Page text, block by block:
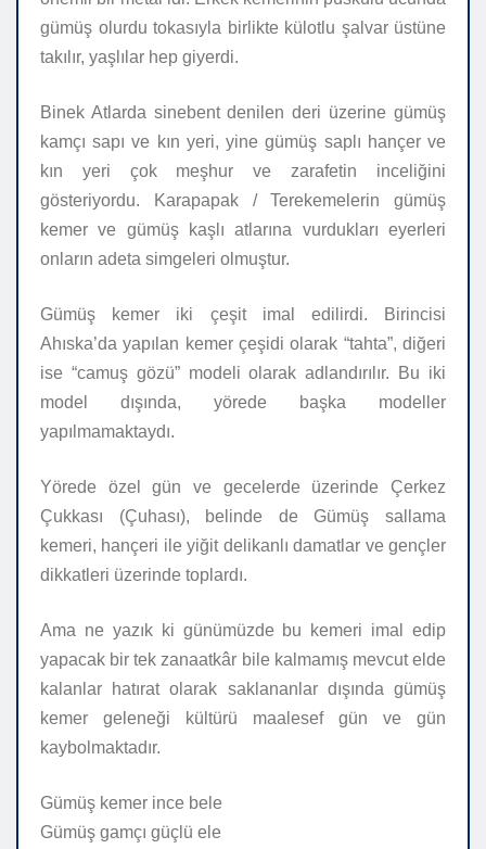
gümüş olurdu tokasıyla birlikte külotlu şalvar üstüne
takılır, yaşlılar hep giyerdi.
Binek Atlarda sinebent denilen deri üzerine gümüş
kamçı sapı ve kın yeri, yine gümüş saplı hançer ve
kın yeri çok meşhur ve zarafetin inceliğini
gösteriyordu. Karapapak / Terekemelerin gümüş
kemer ve gümüş kaşlı atlarına vurdukları eyerleri
onların adeta simgeleri olmuştur.
Gümüş kemer iki çeşit imal edilirdi. Birincisi
Ahıska’da yapılan kemer çeşidi olarak “tahta”, diğeri
ise “camuş gözü” modeli olarak adlandırılır. Bu iki
model dışında, yörede başka modeller
yapılmamaktaydı.
Yörede özel gün ve gecelerde üzerinde Çerkez
Çukkası (Çuhası), belinde de Gümüş sallama
kemeri, hançeri ile yiğit delikanlı damatlar ve gençler
dikkatleri üzerinde toplardı.
Ama ne yazık ki günümüzde bu kemeri imal edip
yapacak bir tek zanaatkâr bile kalmamış mevcut elde
kalanlar hatırat olarak saklananlar dışında gümüş
kemer geleneği kültürü maalesef gün ve gün
kaybolmaktadır.
Gümüş kemer ince bele
Gümüş gamçı güçlü ele